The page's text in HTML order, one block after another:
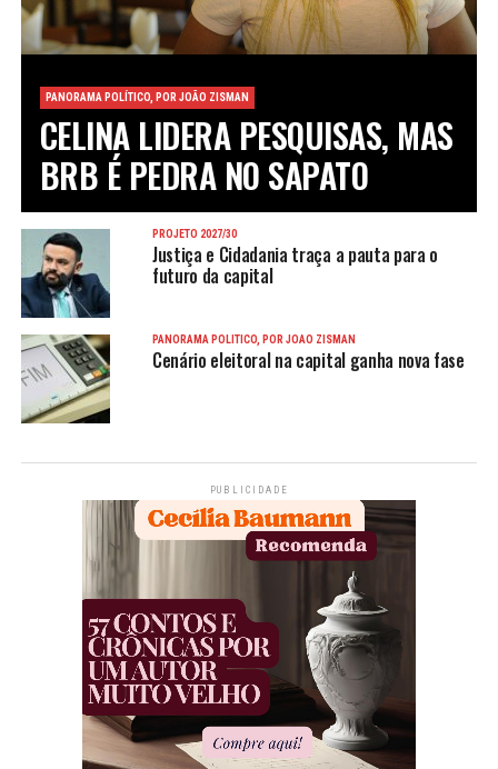
PANORAMA POLÍTICO, POR JOÃO ZISMAN
CELINA LIDERA PESQUISAS, MAS
BRB É PEDRA NO SAPATO
PROJETO 2027/30
Justiça e Cidadania traça a pauta para o
futuro da capital
PANORAMA POLÍTICO, POR JOÃO ZISMAN
Cenário eleitoral na capital ganha nova fase
PUBLICIDADE